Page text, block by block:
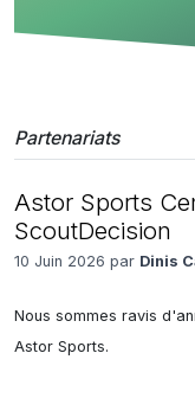
Partenariats
Astor Sports
ScoutDecision
10 Juin 2026 par Dinis
Nous sommes ravis
Astor Sports.